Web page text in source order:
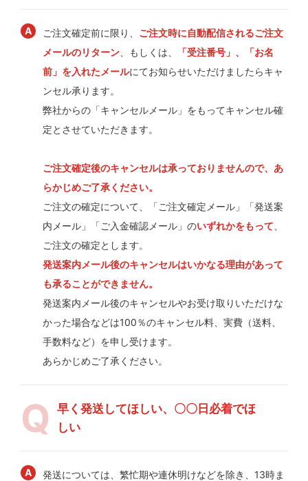
ご注文確定前に限り、 ご注文時に自動配信されるご注文
メールのリターン 、もしくは、
「受注番号」、「お名
前」を入れたメールにてお知らせいただけましたらキャ
ンセル承ります。
弊社からの「キャンセルメール」をもってキャンセル確
定とさせていただきます。
ご注文確定後のキャンセルは承っておりませんので、あ
らかじめご了承ください。
ご注文の確定について、「ご注文確定メール」「発送案
内メール」「ご入金確認メール」のいずれかをもって
ご注文の確定とします。
発送案内メール後のキャンセルはいかなる理由があって
も承ることができません。
発送案内メール後のキャンセルやお受け取りいただけな
かった場合などは100％のキャンセル料、実費（送料、
手数料など）を申し受けます。
あらかじめご了承ください。
早く発送してほしい、〇〇日必着でほ
しい
発送については、繁忙期や連休明けなどを除き、13時ま